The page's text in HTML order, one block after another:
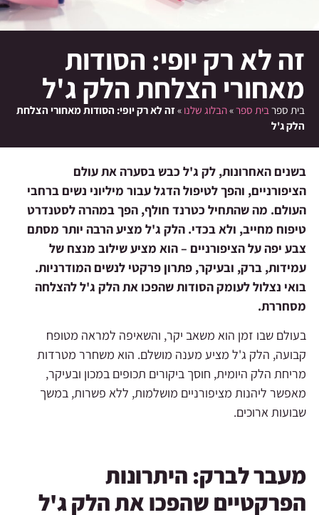
זה לא רק יופי: הסודות
מאחורי הצלחת הלק ג'ל
בית ספר בית ספר»הבלוג שלנו »זה לא רק יופי: הסודות מאחורי הצלחת
הלק ג'ל
בשנים האחרונות, לק ג'ל כבש בסערה את עולם
הציפורניים, והפך לטיפול הדגל עבור מיליוני נשים ברחבי
העולם. מה שהתחיל כטרנד חולף, הפך במהרה לסטנדרט
טיפוח מחייב, ולא בכדי. הלק ג'ל מציע הרבה יותר מסתם
צבע יפה על הציפורניים – הוא מציע שילוב מנצח של
עמידות, ברק, ובעיקר, פתרון פרקטי לנשים המודרניות.
בואי נצלול לעומק הסודות שהפכו את הלק ג'ל להצלחה
מסחררת.
בעולם שבו זמן הוא משאב יקר, והשאיפה למראה מטופח
קבועה, הלק ג'ל מציע מענה מושלם. הוא משחרר מטרדות
מריחת הלק היומית, חוסך ביקורים תכופים במכון ובעיקר,
מאפשר ליהנות מציפורניים מושלמות, ללא פשרות, במשך
שבועות ארוכים.
מעבר לברק: היתרונות
הפרקטיים שהפכו את הלק ג'ל